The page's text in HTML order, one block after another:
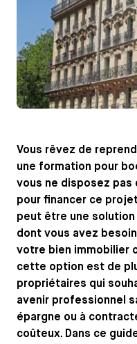
Vous rêvez de
une formation pour
vous ne disposez
pour financer ce
peut être une
dont vous avez
votre bien immobilier
cette option est de
propriétaires qui
avenir professionnel
épargne ou à
coûteux. Dans ce